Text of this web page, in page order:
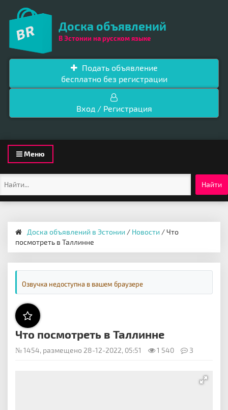
Доска объявлений
В Эстонии на русском языке
Подать объявление
бесплатно без регистрации
Вход / Регистрация
Toggle
navigation
Меню
Найти
Доска объявлений в Эстонии / Новости / Что
посмотреть в Таллинне
Озвучка недоступна в вашем браузере
Что посмотреть в Таллинне
№ 1454, размещено 28-12-2022, 05:51 1 540 3